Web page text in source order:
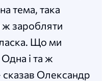
тема, така
заробляти
ласка. Що ми
і та ж
Олександр